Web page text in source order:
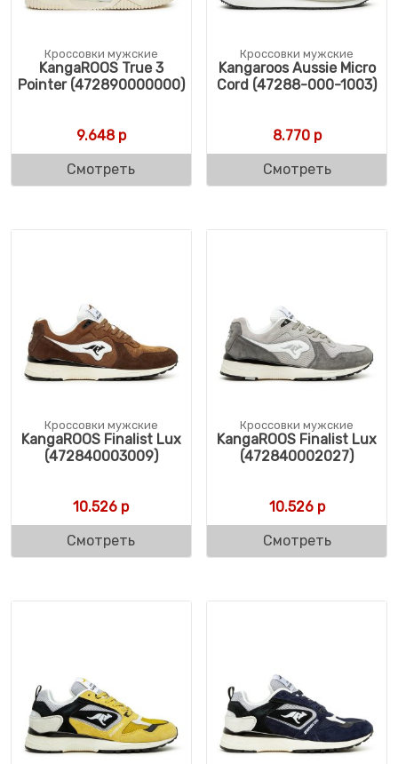
Кроссовки мужские
KangaROOS True 3
Pointer (472890000000)
9.648р
Смотреть
Кроссовки мужские
Kangaroos Aussie Micro
Cord (47288-000-1003)
8.770р
Смотреть
Кроссовки мужские
KangaROOS Finalist Lux
(472840003009)
10.526 р
Смотреть
Кроссовки мужские
KangaROOS Finalist Lux
(472840002027)
10.526р
Смотреть